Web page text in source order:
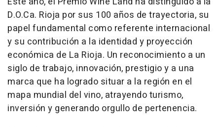
D.O.Ca. Rioja por sus 100 años de trayectoria, su
papel fundamental como referente internacional
y su contribución a la identidad y proyección
económica de La Rioja. Un reconocimiento a un
siglo de trabajo, innovación, prestigio y a una
marca que ha logrado situar a la región en el
mapa mundial del vino, atrayendo turismo,
inversión y generando orgullo de pertenencia.